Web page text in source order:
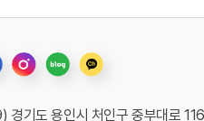
경기도 용인시 처인구 중부대로